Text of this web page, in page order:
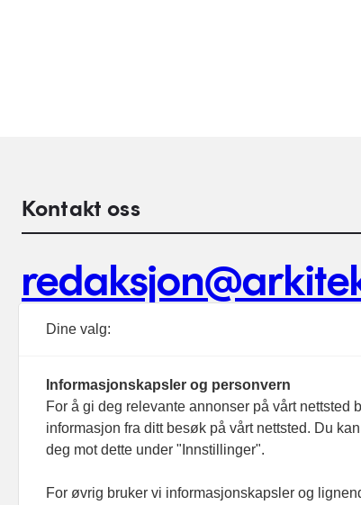
Kontakt oss
Debattinnlegg, tips og andre henvendelser.
Footer hovednavigasjon
Aktuelt
Meninger
Dine valg:
Informasjonskapsler og personvern
For å gi deg relevante annonser på vårt nettsted
informasjon fra ditt besøk på vårt nettsted. Du
deg mot dette under "Innstillinger".
For øvrig bruker vi informasjonskapsler og